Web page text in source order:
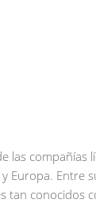
las compañías
Europa. Entre
tan conocidos